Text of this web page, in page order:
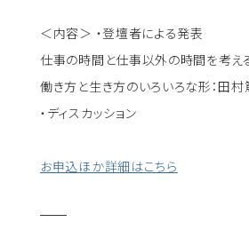
＜内容＞ ・登壇者による発表
仕事の時間と仕事以外の時間を考え
働き方と生き方のいろいろな形：田村
・ディスカッション
お申込ほか詳細はこちら